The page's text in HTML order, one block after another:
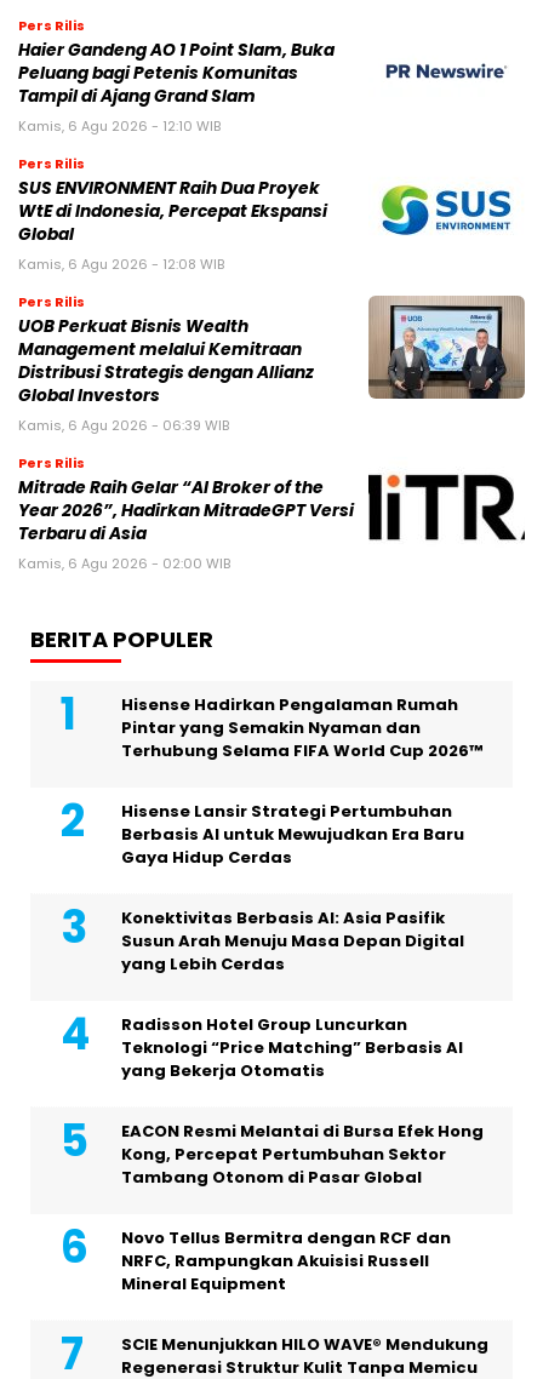
Pers Rilis
Haier Gandeng AO 1 Point Slam, Buka
Peluang bagi Petenis Komunitas
Tampil di Ajang Grand Slam
Kamis, 6 Agu 2026 - 12:10 WIB
Pers Rilis
SUS ENVIRONMENT Raih Dua Proyek
WtE di Indonesia, Percepat Ekspansi
Global
Kamis, 6 Agu 2026 - 12:08 WIB
Pers Rilis
UOB Perkuat Bisnis Wealth
Management melalui Kemitraan
Distribusi Strategis dengan Allianz
Global Investors
Kamis, 6 Agu 2026 - 06:39 WIB
Pers Rilis
Mitrade Raih Gelar “AI Broker of the
Year 2026”, Hadirkan MitradeGPT Versi
Terbaru di Asia
Kamis, 6 Agu 2026 - 02:00 WIB
BERITA POPULER
Hisense Hadirkan Pengalaman Rumah
Pintar yang Semakin Nyaman dan
Terhubung Selama FIFA World Cup 2026™
Hisense Lansir Strategi Pertumbuhan
Berbasis AI untuk Mewujudkan Era Baru
Gaya Hidup Cerdas
Konektivitas Berbasis AI: Asia Pasifik
Susun Arah Menuju Masa Depan Digital
yang Lebih Cerdas
Radisson Hotel Group Luncurkan
Teknologi “Price Matching” Berbasis AI
yang Bekerja Otomatis
EACON Resmi Melantai di Bursa Efek Hong
Kong, Percepat Pertumbuhan Sektor
Tambang Otonom di Pasar Global
Novo Tellus Bermitra dengan RCF dan
NRFC, Rampungkan Akuisisi Russell
Mineral Equipment
SCIE Menunjukkan HILO WAVE® Mendukung
Regenerasi Struktur Kulit Tanpa Memicu